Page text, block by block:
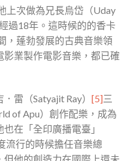
上次做為兄長烏岱（Uday
過18年。這時候的的香卡
，蓬勃發展的古典音樂領
業製作電影音樂，都已確
雷（Satyajit Ray） [5]三
of Apu）創作配樂，成為
在「全印廣播電臺」
流行的時候擔任音樂總
他的創造力在國際上還未